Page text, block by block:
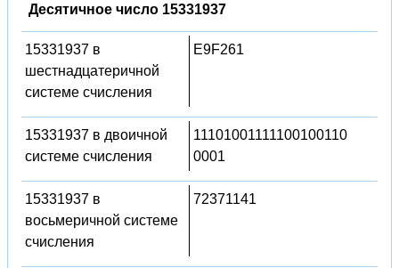
Десятичное число 15331937
15331937 в
шестнадцатеричной
системе счисления
E9F261
15331937 в двоичной
системе счисления
11101001111100100110
0001
15331937 в
восьмеричной системе
счисления
72371141